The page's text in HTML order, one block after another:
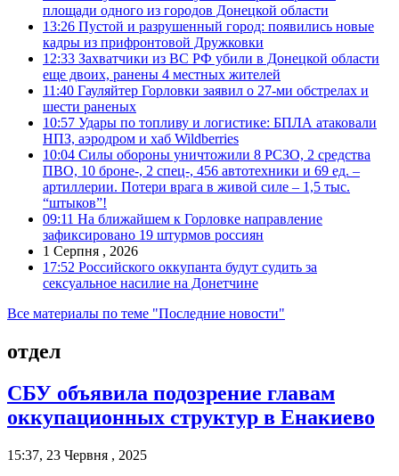
площади одного из городов Донецкой области
13:26 Пустой и разрушенный город: появились новые
кадры из прифронтовой Дружковки
12:33 Захватчики из ВС РФ убили в Донецкой области
еще двоих, ранены 4 местных жителей
11:40 Гауляйтер Горловки заявил о 27-ми обстрелах и
шести раненых
10:57 Удары по топливу и логистике: БПЛА атаковали
НПЗ, аэродром и хаб Wildberries
10:04 Силы обороны уничтожили 8 РСЗО, 2 средства
ПВО, 10 броне-, 2 спец-, 456 автотехники и 69 ед. –
артиллерии. Потери врага в живой силе – 1,5 тыс.
“штыков”!
09:11 На ближайшем к Горловке направление
зафиксировано 19 штурмов россиян
1 Серпня , 2026
17:52 Российского оккупанта будут судить за
сексуальное насилие на Донетчине
Все материалы по теме "Последние новости"
отдел
СБУ объявила подозрение главам
оккупационных структур в Енакиево
15:37, 23 Червня , 2025